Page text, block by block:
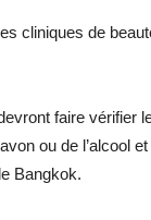
cliniques de
faire vérifier
ou de l’alcool
Bangkok.